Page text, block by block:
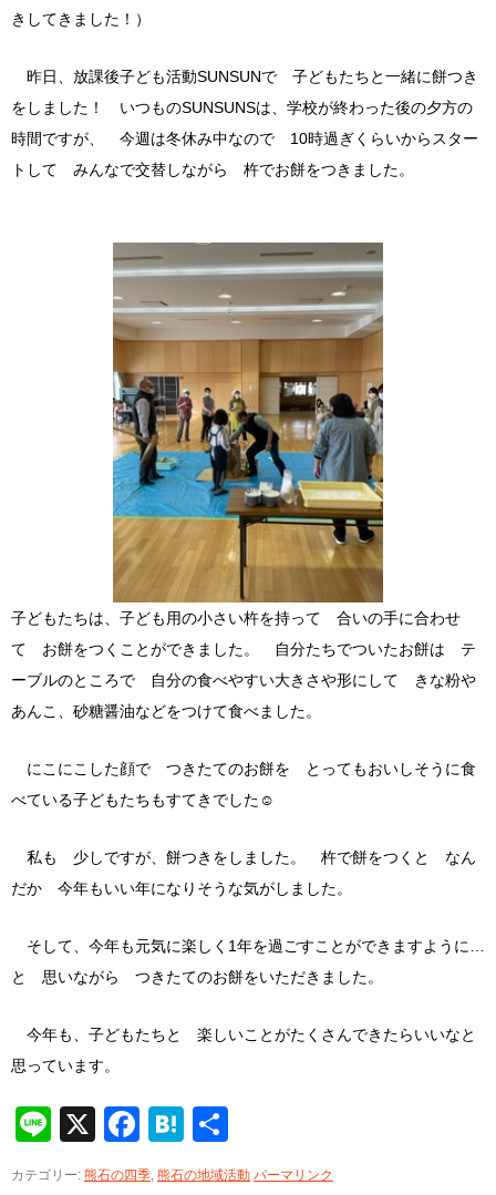
きしてきました！）
昨日、放課後子ども活動SUNSUNで 子どもたちと一緒に餅つき
をしました！ いつものSUNSUNSは、学校が終わった後の夕方の
時間ですが、 今週は冬休み中なので 10時過ぎくらいからスター
トして みんなで交替しながら 杵でお餅をつきました。
子どもたちは、子ども用の小さい杵を持って 合いの手に合わせ
て お餅をつくことができました。 自分たちでついたお餅は テ
ーブルのところで 自分の食べやすい大きさや形にして きな粉や
あんこ、砂糖醤油などをつけて食べました。
にこにこした顔で つきたてのお餅を とってもおいしそうに食
べている子どもたちもすてきでした☺
私も 少しですが、餅つきをしました。 杵で餅をつくと なん
だか 今年もいい年になりそうな気がしました。
そして、今年も元気に楽しく1年を過ごすことができますように…
と 思いながら つきたてのお餅をいただきました。
今年も、子どもたちと 楽しいことがたくさんできたらいいなと
思っています。
Line
X Facebook
Hatena
有
カテゴリー: 熊石の四季, 熊石の地域活動 パーマリンク